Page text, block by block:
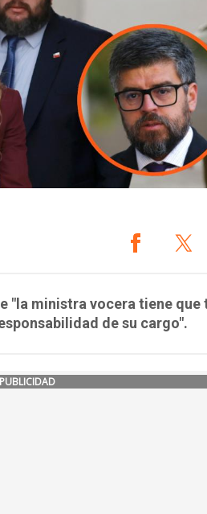
"la ministra vocera tiene que
de su cargo".
PUBLICIDAD